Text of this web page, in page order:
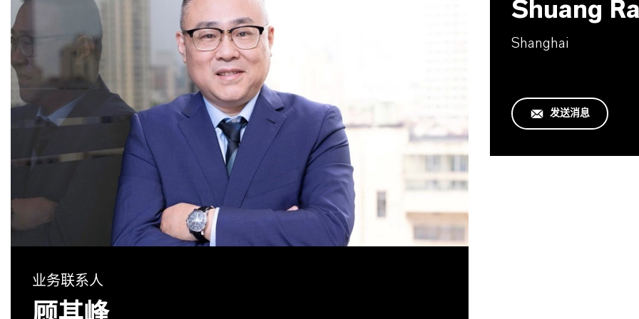
业务联系人
Shuang
Shanghai
发送消息